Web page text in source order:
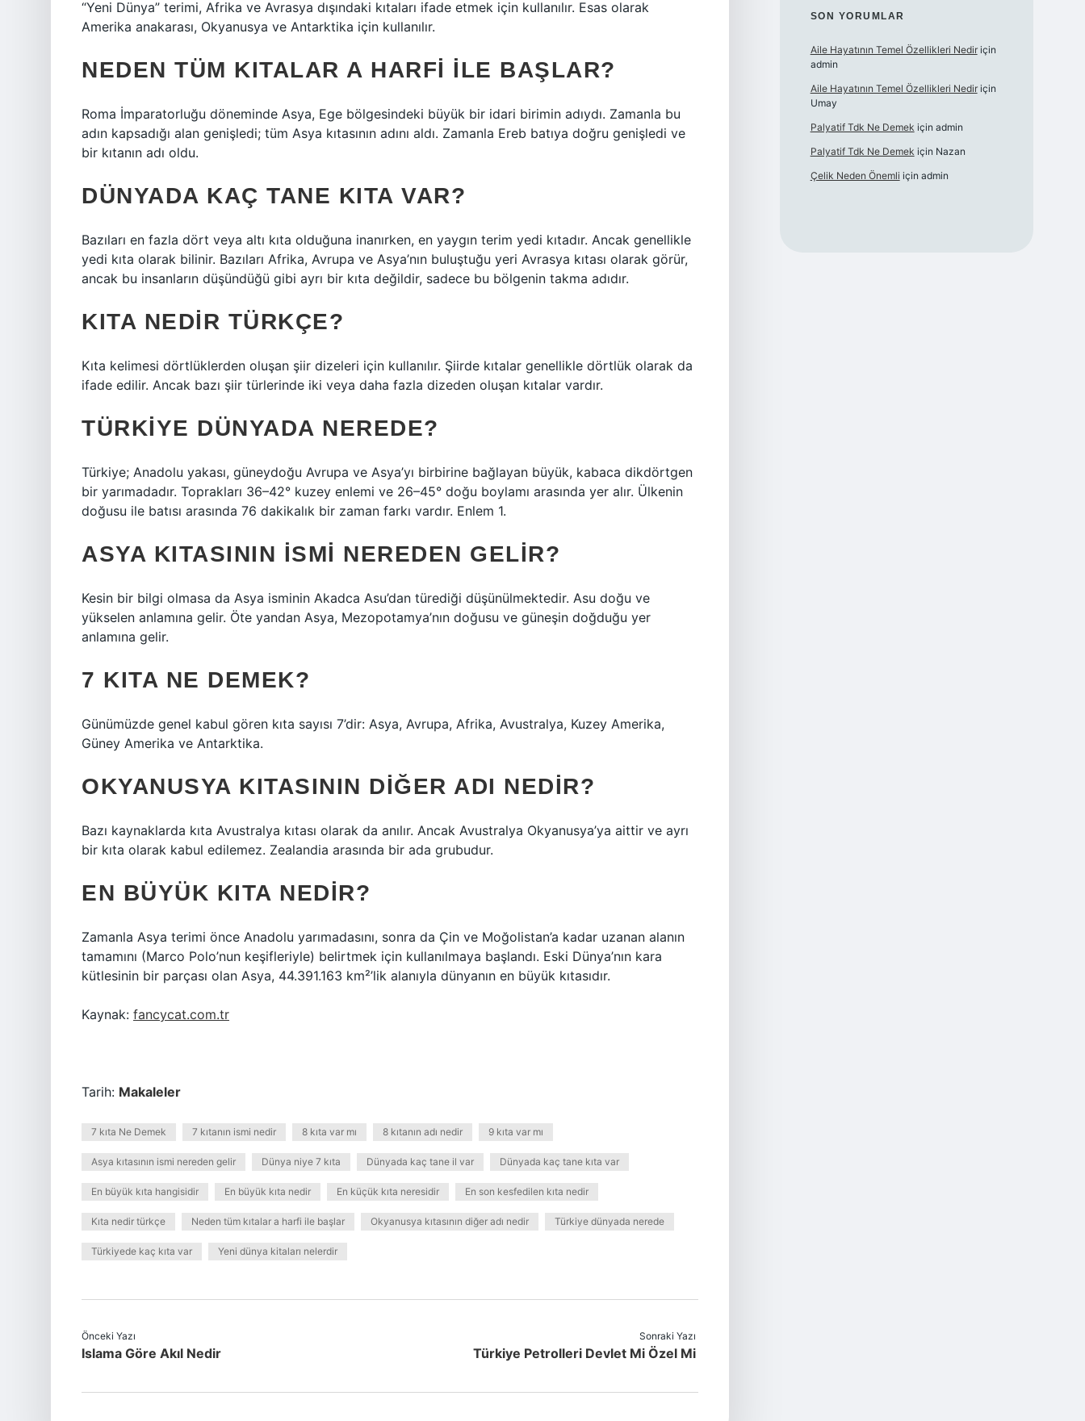
“Yeni Dünya” terimi, Afrika ve Avrasya dışındaki kıtaları ifade etmek için kullanılır. Esas olarak
Amerika anakarası, Okyanusya ve Antarktika için kullanılır.
NEDEN TÜM KITALAR A HARFI ILE BAŞLAR?
Roma İmparatorluğu döneminde Asya, Ege bölgesindeki büyük bir idari birimin adıydı. Zamanla bu
adın kapsadığı alan genişledi; tüm Asya kıtasının adını aldı. Zamanla Ereb batıya doğru genişledi ve
bir kıtanın adı oldu.
DÜNYADA KAÇ TANE KITA VAR?
Bazıları en fazla dört veya altı kıta olduğuna inanırken, en yaygın terim yedi kıtadır. Ancak genellikle
yedi kıta olarak bilinir. Bazıları Afrika, Avrupa ve Asya’nın buluştuğu yeri Avrasya kıtası olarak görür,
ancak bu insanların düşündüğü gibi ayrı bir kıta değildir, sadece bu bölgenin takma adıdır.
KITA NEDIR TÜRKÇE?
Kıta kelimesi dörtlüklerden oluşan şiir dizeleri için kullanılır. Şiirde kıtalar genellikle dörtlük olarak da
ifade edilir. Ancak bazı şiir türlerinde iki veya daha fazla dizeden oluşan kıtalar vardır.
TÜRKIYE DÜNYADA NEREDE?
Türkiye; Anadolu yakası, güneydoğu Avrupa ve Asya’yı birbirine bağlayan büyük, kabaca dikdörtgen
bir yarımadadır. Toprakları 36–42° kuzey enlemi ve 26–45° doğu boylamı arasında yer alır. Ülkenin
doğusu ile batısı arasında 76 dakikalık bir zaman farkı vardır. Enlem 1.
ASYA KITASININ ISMI NEREDEN GELIR?
Kesin bir bilgi olmasa da Asya isminin Akadca Asu’dan türediği düşünülmektedir. Asu doğu ve
yükselen anlamına gelir. Öte yandan Asya, Mezopotamya’nın doğusu ve güneşin doğduğu yer
anlamına gelir.
7 KITA NE DEMEK?
Günümüzde genel kabul gören kıta sayısı 7’dir: Asya, Avrupa, Afrika, Avustralya, Kuzey Amerika,
Güney Amerika ve Antarktika.
OKYANUSYA KITASININ DIĞER ADI NEDIR?
Bazı kaynaklarda kıta Avustralya kıtası olarak da anılır. Ancak Avustralya Okyanusya’ya aittir ve ayrı
bir kıta olarak kabul edilemez. Zealandia arasında bir ada grubudur.
EN BÜYÜK KITA NEDIR?
Zamanla Asya terimi önce Anadolu yarımadasını, sonra da Çin ve Moğolistan’a kadar uzanan alanın
tamamını (Marco Polo’nun keşifleriyle) belirtmek için kullanılmaya başlandı. Eski Dünya’nın kara
kütlesinin bir parçası olan Asya, 44.391.163 km²’lik alanıyla dünyanın en büyük kıtasıdır.
Kaynak: fancycat.com.tr
Tarih: Makaleler
7 kıta Ne Demek 7 kıtanın ismi nedir 8 kıta var mı 8 kıtanın adı nedir 9 kıta var mı
Asya kıtasının ismi nereden gelir Dünya niye 7 kıta Dünyada kaç tane il var Dünyada kaç tane kıta var
En büyük kıta hangisidir En büyük kıta nedir En küçük kıta neresidir En son kesfedilen kıta nedir
Kıta nedir türkçe Neden tüm kıtalar a harfi ile başlar Okyanusya kıtasının diğer adı nedir Türkiye dünyada nerede
Türkiyede kaç kıta var Yeni dünya kitaları nelerdir
Önceki Yazı
Islama Göre Akıl Nedir
Sonraki Yazı
Türkiye Petrolleri Devlet Mi Özel Mi
SON YORUMLAR
Aile Hayatının Temel Özellikleri Nediriçin
admin
Aile Hayatının Temel Özellikleri Nediriçin
Umay
Palyatif Tdk Ne Demek için admin
Palyatif Tdk Ne Demek için Nazan
Çelik Neden Önemli için admin